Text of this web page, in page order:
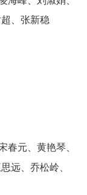
、张新稳
春元、黄艳琴、
远、乔松岭、